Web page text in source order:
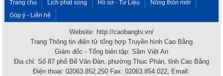
Trang chủ Lịch phát sóng Hồ sơ - Tư Liệu
Nông thôn mới
Góp ý - Liên hệ
Website: http://caobangtv.vn/
Trang Thông tin điện tử tổng hợp Truyền hình Cao Bằng
Giám đốc - Tổng biên tập: Sầm Việt An
Địa chỉ: Số 87 phố Bế Văn Đàn, phường Thục Phán, tỉnh Cao Bằng
Điện thoại: 02063.852.250 Fax: 02063.854.022; Email: